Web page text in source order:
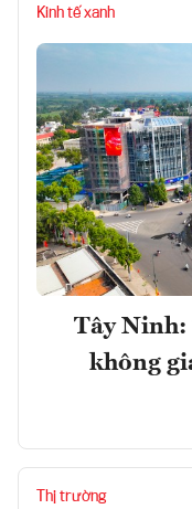
Kinh tế xanh
Tây Ninh:
không
Thị trường